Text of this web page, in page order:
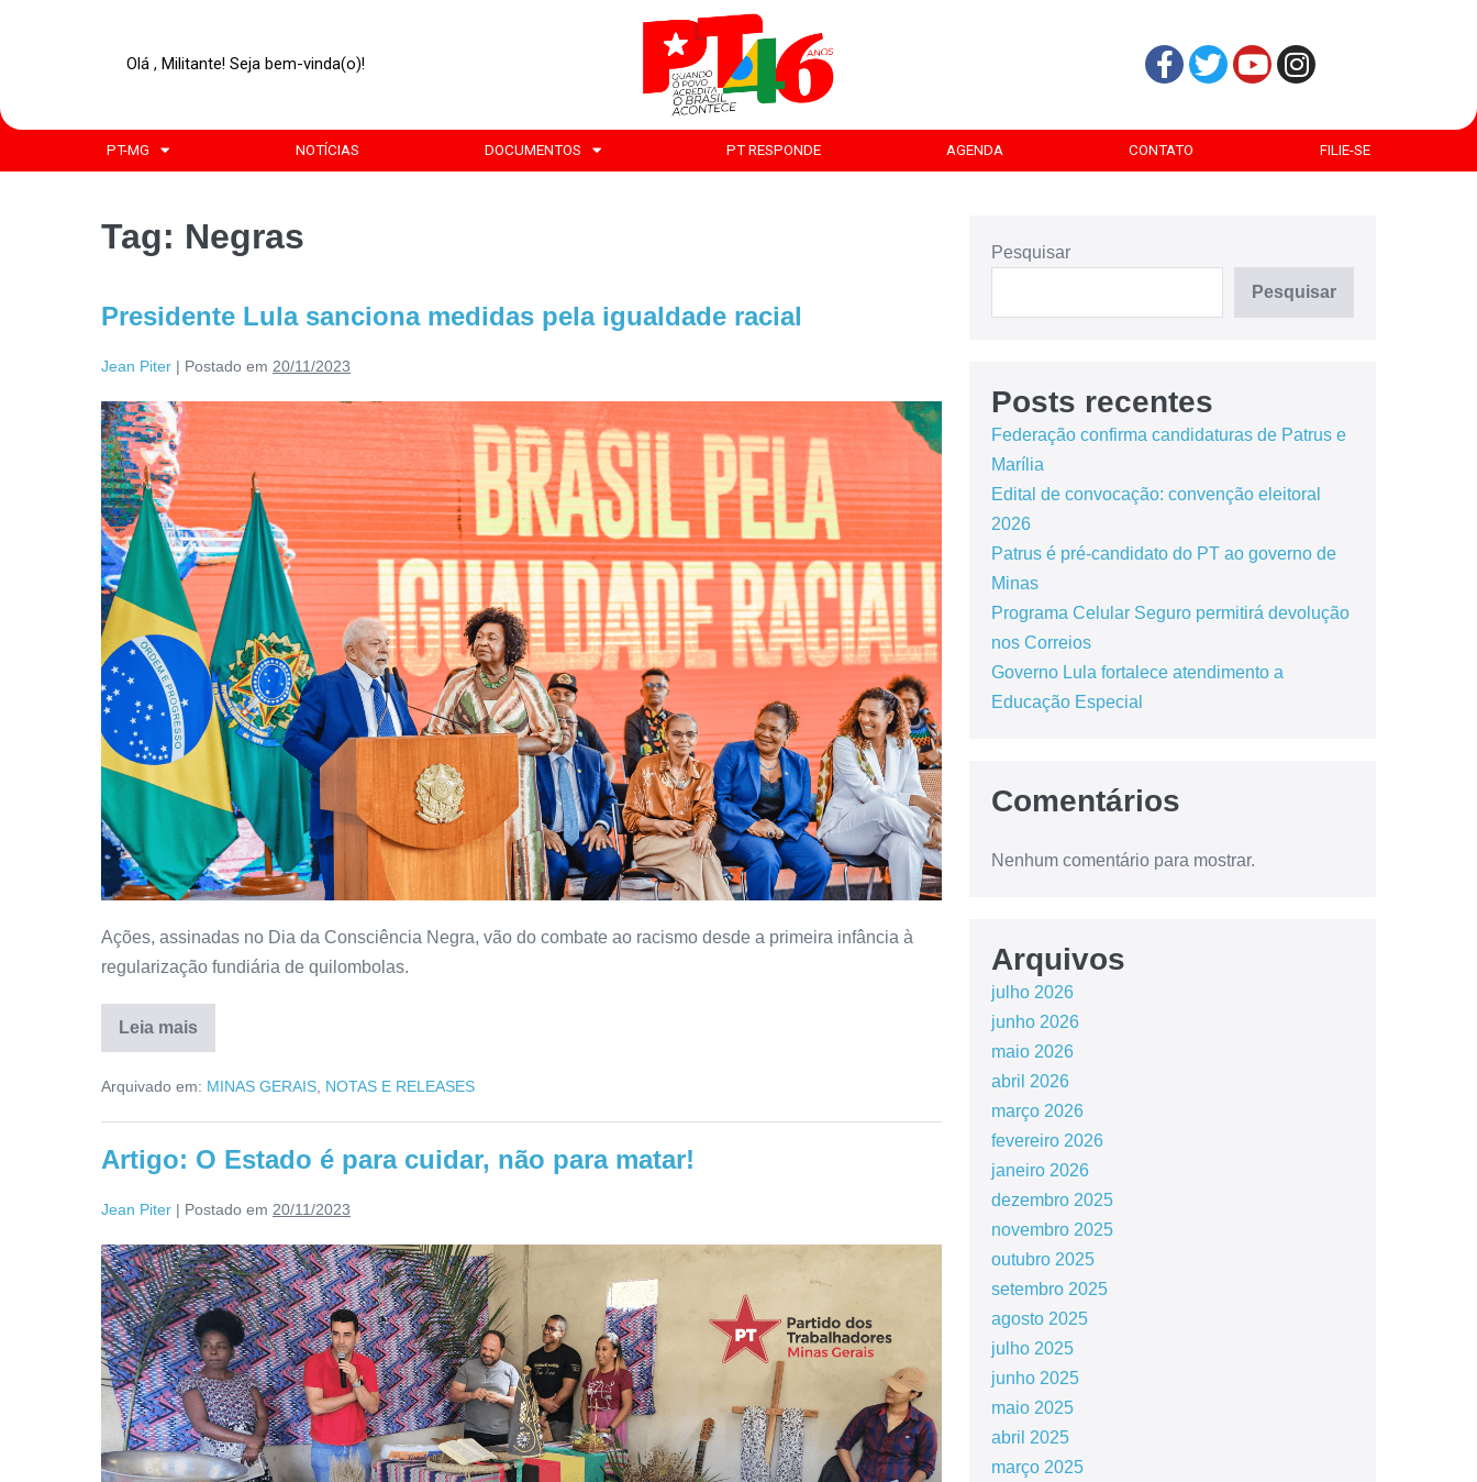
Olá , Militante! Seja bem-vinda(o)!
PT-MG NOTÍCIAS DOCUMENTOS PT RESPONDE AGENDA CONTATO FILIE-SE
Tag: Negras
Presidente Lula sanciona medidas pela igualdade racial
Jean Piter | Postado em 20/11/2023
Ações, assinadas no Dia da Consciência Negra, vão do combate ao racismo desde a primeira infância à
regularização fundiária de quilombolas.
Leia mais
Arquivado em: MINAS GERAIS, NOTAS E RELEASES
Artigo: O Estado é para cuidar, não para matar!
Jean Piter | Postado em 20/11/2023
Pesquisar
Pesquisar
Posts recentes
Federação confirma candidaturas de Patrus e
Marília
Edital de convocação: convenção eleitoral
2026
Patrus é pré-candidato do PT ao governo de
Minas
Programa Celular Seguro permitirá devolução
nos Correios
Governo Lula fortalece atendimento a
Educação Especial
Comentários
Nenhum comentário para mostrar.
Arquivos
julho 2026
junho 2026
maio 2026
abril 2026
março 2026
fevereiro 2026
janeiro 2026
dezembro 2025
novembro 2025
outubro 2025
setembro 2025
agosto 2025
julho 2025
junho 2025
maio 2025
abril 2025
março 2025